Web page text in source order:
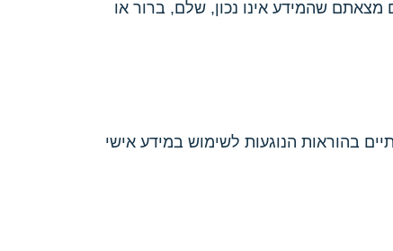
ביושׁ". אם מצאתם שהמידע אינו נכון, שלם, ברור או
בהוראות הנוגעות לשימוש במידע אישי